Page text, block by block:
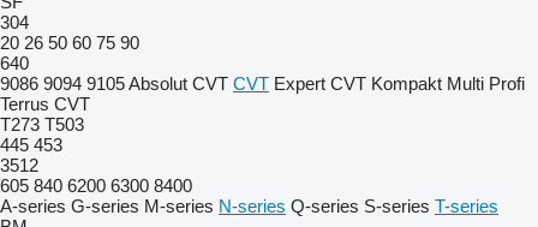
304
20 26 50 60 75 90
640
9086 9094 9105Absolut CVT CVT Expert CVT Kompakt Multi Profi
Terrus CVT
T273 T503
445 453
3512
605 840 6200 6300 8400
A-series G-series M-series N-series Q-series S-series T-series